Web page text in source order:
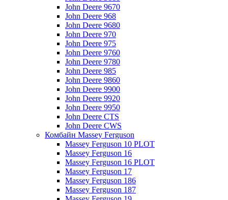
John Deere 9670
John Deere 968
John Deere 9680
John Deere 970
John Deere 975
John Deere 9760
John Deere 9780
John Deere 985
John Deere 9860
John Deere 9900
John Deere 9920
John Deere 9950
John Deere CTS
John Deere CWS
Комбайн Massey Ferguson
Massey Ferguson 10 PLOT
Massey Ferguson 16
Massey Ferguson 16 PLOT
Massey Ferguson 17
Massey Ferguson 186
Massey Ferguson 187